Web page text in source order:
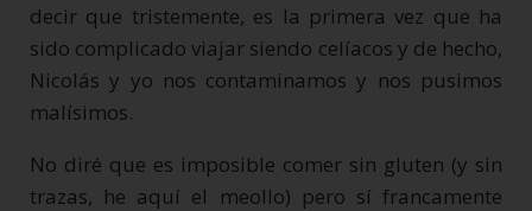
decir que tristemente, es la primera vez que ha
sido complicado viajar siendo celíacos y de hecho,
Nicolás y yo nos contaminamos y nos pusimos
malísimos.
No diré que es imposible comer sin gluten (y sin
trazas, he aquí el meollo) pero sí francamente